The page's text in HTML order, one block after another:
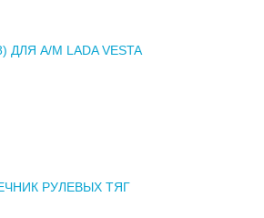
А/М LADA VESTA
РУЛЕВЫХ ТЯГ